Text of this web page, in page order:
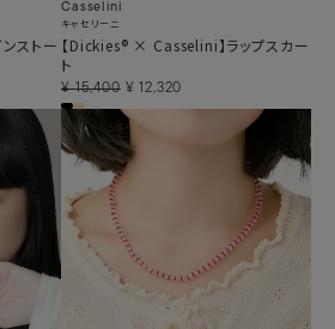
ストー
Casselini
キャセリーニ
【Dickies® × Casselini】ラップスカー
ト
¥ 15,400 ¥ 12,320